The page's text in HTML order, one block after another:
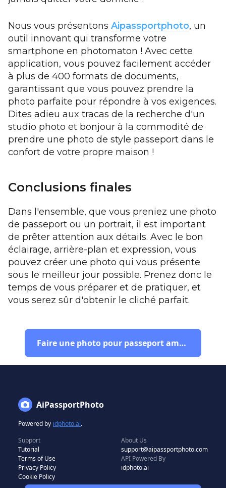
Nous vous présentons Aipassportphoto, un
outil innovant qui transforme votre
smartphone en photomaton ! Avec cette
application, vous pouvez facilement accéder
à plus de 400 formats de documents,
garantissant que vous pouvez prendre la
photo parfaite pour répondre à vos exigences.
Dites adieu aux tracas de la recherche d'un
studio photo et bonjour à la commodité de
prendre une photo de style passeport dans le
confort de votre propre maison !
Conclusions finales
Dans l'ensemble, que vous preniez une photo
de passeport ou un portrait, il est important
de prêter attention aux détails. Avec le bon
éclairage, arrière-plan et expression, vous
pouvez créer une photo qui vous présente
sous le meilleur jour possible. Prenez donc le
temps de vous préparer et de pratiquer, et
vous serez sûr d'obtenir le cliché parfait.
Faire une photo pour passeport américain
AiPassportPhoto
Powered by idphoto.ai.
Support
Tutorial
Terms of Use
Privacy Policy
Cookie Policy
About Us
support@aipassportphoto.com
API Powered By
idphoto.ai